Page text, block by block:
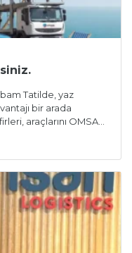
Tatilde, yaz
bir arada
araçlarını OMSAN
BolPuan da
geçirilen, Türkiye’nin
aylarında tatilcilere